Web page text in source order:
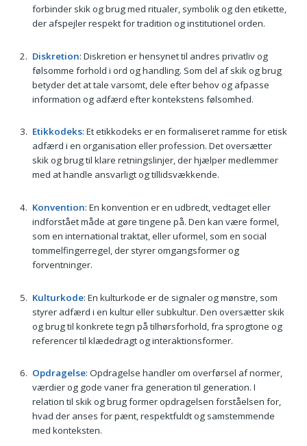
forbinder skik og brug med ritualer, symbolik og den etikette,
der afspejler respekt for tradition og institutionel orden.
Diskretion: Diskretion er hensynet til andres privatliv og
følsomme forhold i ord og handling. Som del af skik og brug
betyder det at tale varsomt, dele efter behov og afpasse
information og adfærd efter kontekstens følsomhed.
Etikkodeks: Et etikkodeks er en formaliseret ramme for etisk
adfærd i en organisation eller profession. Det oversætter
skik og brug til klare retningslinjer, der hjælper medlemmer
med at handle ansvarligt og tillidsvækkende.
Konvention: En konvention er en udbredt, vedtaget eller
indforstået måde at gøre tingene på. Den kan være formel,
som en international traktat, eller uformel, som en social
tommelfingerregel, der styrer omgangsformer og
forventninger.
Kulturkode: En kulturkode er de signaler og mønstre, som
styrer adfærd i en kultur eller subkultur. Den oversætter skik
og brug til konkrete tegn på tilhørsforhold, fra sprogtone og
referencer til klædedragt og interaktionsformer.
Opdragelse: Opdragelse handler om overførsel af normer,
værdier og gode vaner fra generation til generation. I
relation til skik og brug former opdragelsen forståelsen for,
hvad der anses for pænt, respektfuldt og samstemmende
med konteksten.